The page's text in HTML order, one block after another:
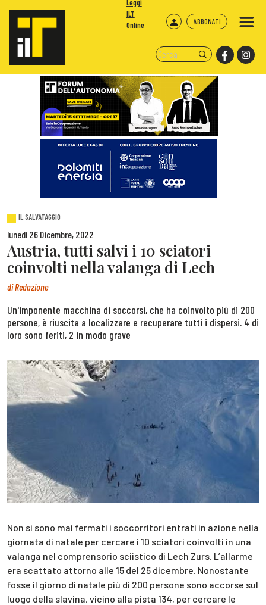
ABBONATI
Leggi
ILT
Online
IL SALVATAGGIO
lunedì 26 Dicembre, 2022
Austria, tutti salvi i 10 sciatori
coinvolti nella valanga di Lech
diRedazione
Un'imponente macchina di soccorsi, che ha coinvolto più di 200
persone, è riuscita a localizzare e recuperare tutti i dispersi. 4 di
loro sono feriti, 2 in modo grave
Non si sono mai fermati i soccorritori entrati in azione nella
giornata di natale per cercare i 10 sciatori coinvolti in una
valanga nel comprensorio sciistico di Lech Zurs. L’allarme
era scattato attorno alle 15 del 25 dicembre. Nonostante
fosse il giorno di natale più di 200 persone sono accorse sul
luogo della slavina, vicino alla pista 134, per cercare le